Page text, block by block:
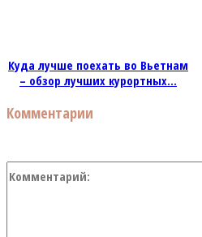
Куда лучше поехать во Вьетнам
– обзор лучших курортных...
Комментарии